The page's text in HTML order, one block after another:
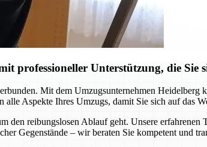
professioneller Unterstützung, die Sie
Mit dem Umzugsunternehmen Heidelberg
Aspekte Ihres Umzugs, damit Sie sich auf das
den reibungslosen Ablauf geht. Unsere
Gegenstände – wir beraten Sie kompetent und